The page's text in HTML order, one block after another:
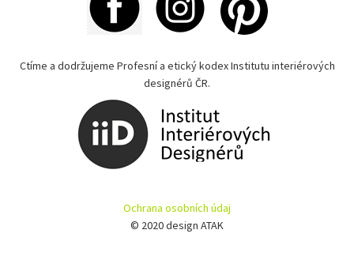
Ctíme a dodržujeme Profesní a etický kodex Institutu interiérových
designérů ČR.
Ochrana osobních údaj
© 2020 design ATAK